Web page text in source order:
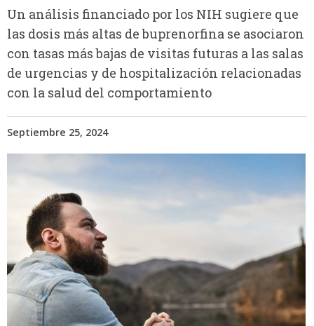
Un análisis financiado por los NIH sugiere que
las dosis más altas de buprenorfina se asociaron
con tasas más bajas de visitas futuras a las salas
de urgencias y de hospitalización relacionadas
con la salud del comportamiento
Septiembre 25, 2024